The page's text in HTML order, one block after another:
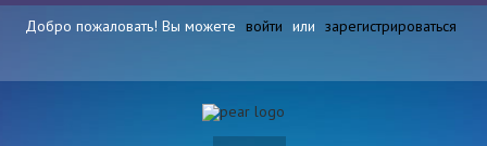
Добро пожаловать! Вы можете войти или зарегистрироваться